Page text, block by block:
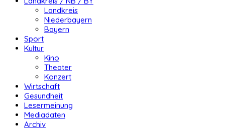
Landkreis
Niederbayern
Bayern
Sport
Kultur
Kino
Theater
Konzert
Wirtschaft
Gesundheit
Lesermeinung
Mediadaten
Archiv